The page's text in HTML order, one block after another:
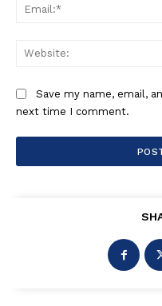
Save my name, email,
next time I comment.